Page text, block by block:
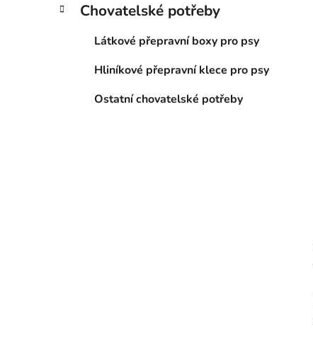
Chovatelské potřeby
Látkové přepravní boxy pro psy
Hliníkové přepravní klece pro psy
Ostatní chovatelské potřeby